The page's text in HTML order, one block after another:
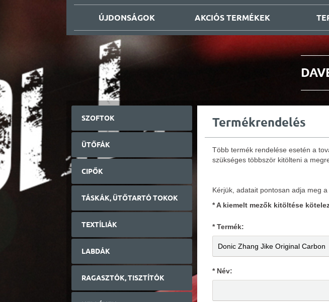
ÚJDONSÁGOK AKCIÓS TERMÉKEK
SZOFTOK
ÜTŐFÁK
CIPŐK
TÁSKÁK, ÜTŐTARTÓ TOKOK
TEXTÍLIÁK
LABDÁK
RAGASZTÓK, TISZTÍTÓK
Termékrendelés
Több termék rendelése esetén a
szükséges többször kitölteni a
Kérjük, adatait pontosan adja meg
* A kiemelt mezők kitöltése
* Termék:
* Név: